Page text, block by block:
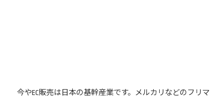
今やEC販売は日本の基幹産業です。メルカリなどのフリマ